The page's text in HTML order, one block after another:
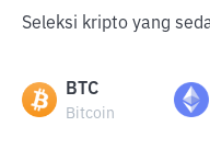
Seleksi kripto yang
BTC
Bitcoin